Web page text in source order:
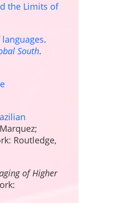
the Limits of
.
South.
Routledge,
of Higher